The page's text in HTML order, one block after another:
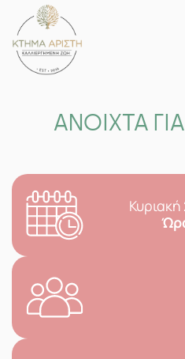
content
ΑΝΟΙΧΤΑ
Κυριακή